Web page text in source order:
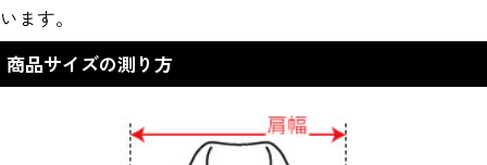
います。
商品サイズの測り方